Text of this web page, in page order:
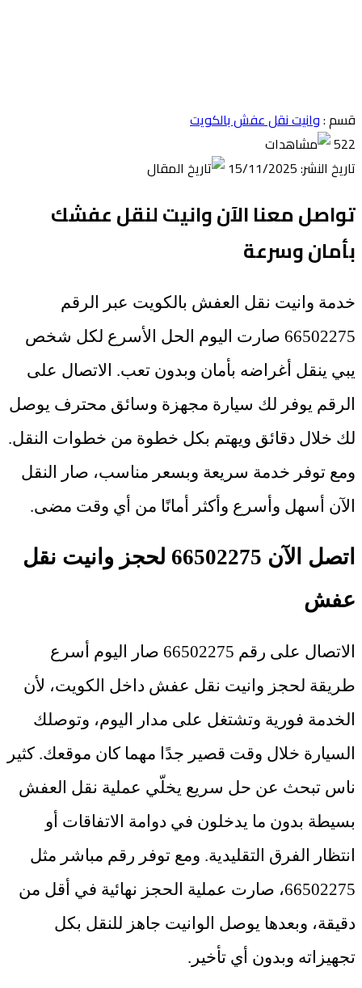
قسم :وانيت نقل عفش بالكويت
522
تاريخ النشر: 15/11/2025
تواصل معنا الآن وانيت لنقل عفشك
بأمان وسرعة
خدمة وانيت نقل العفش بالكويت عبر الرقم
66502275 صارت اليوم الحل الأسرع لكل شخص
يبي ينقل أغراضه بأمان وبدون تعب. الاتصال على
الرقم يوفر لك سيارة مجهزة وسائق محترف يوصل
لك خلال دقائق ويهتم بكل خطوة من خطوات النقل.
ومع توفر خدمة سريعة وبسعر مناسب، صار النقل
الآن أسهل وأسرع وأكثر أمانًا من أي وقت مضى.
اتصل الآن 66502275 لحجز وانيت نقل
عفش
الاتصال على رقم 66502275 صار اليوم أسرع
طريقة لحجز وانيت نقل عفش داخل الكويت، لأن
الخدمة فورية وتشتغل على مدار اليوم، وتوصلك
السيارة خلال وقت قصير جدًا مهما كان موقعك. كثير
ناس تبحث عن حل سريع يخلّي عملية نقل العفش
بسيطة بدون ما يدخلون في دوامة الاتفاقات أو
انتظار الفرق التقليدية. ومع توفر رقم مباشر مثل
66502275، صارت عملية الحجز نهائية في أقل من
دقيقة، وبعدها يوصل الوانيت جاهز للنقل بكل
تجهيزاته وبدون أي تأخير .